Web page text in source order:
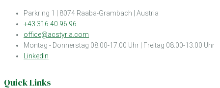
Parkring 1 | 8074 Raaba-Grambach | Austria
+43 316 40 96 96
office@acstyria.com
Montag - Donnerstag 08:00-17:00 Uhr | Freitag 08:00-13:00 Uhr
LinkedIn
Quick Links